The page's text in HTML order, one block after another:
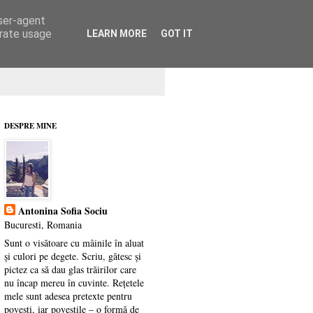
DESPRE MINE
Antonina Sofia Sociu
Bucuresti, Romania
Sunt o visătoare cu mâinile în aluat
și culori pe degete. Scriu, gătesc și
pictez ca să dau glas trăirilor care
nu încap mereu în cuvinte. Rețetele
mele sunt adesea pretexte pentru
povești, iar poveștile – o formă de
agent
usage
LEARN MORE GOT IT